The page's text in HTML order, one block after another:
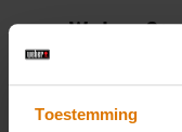
Toestemming
Weber
Geniet van het
u zich eens